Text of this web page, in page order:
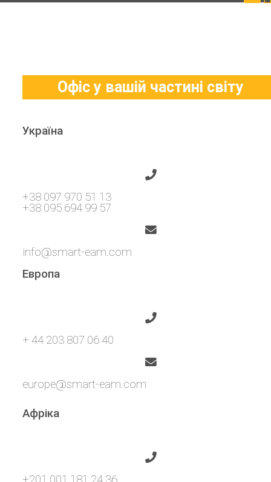
Офіс у вашій частині світу
Україна
+38 097 970 51 13
+38 095 694 99 57
info@smart-eam.com
Европа
+ 44 203 807 06 40
europe@smart-eam.com
Афріка